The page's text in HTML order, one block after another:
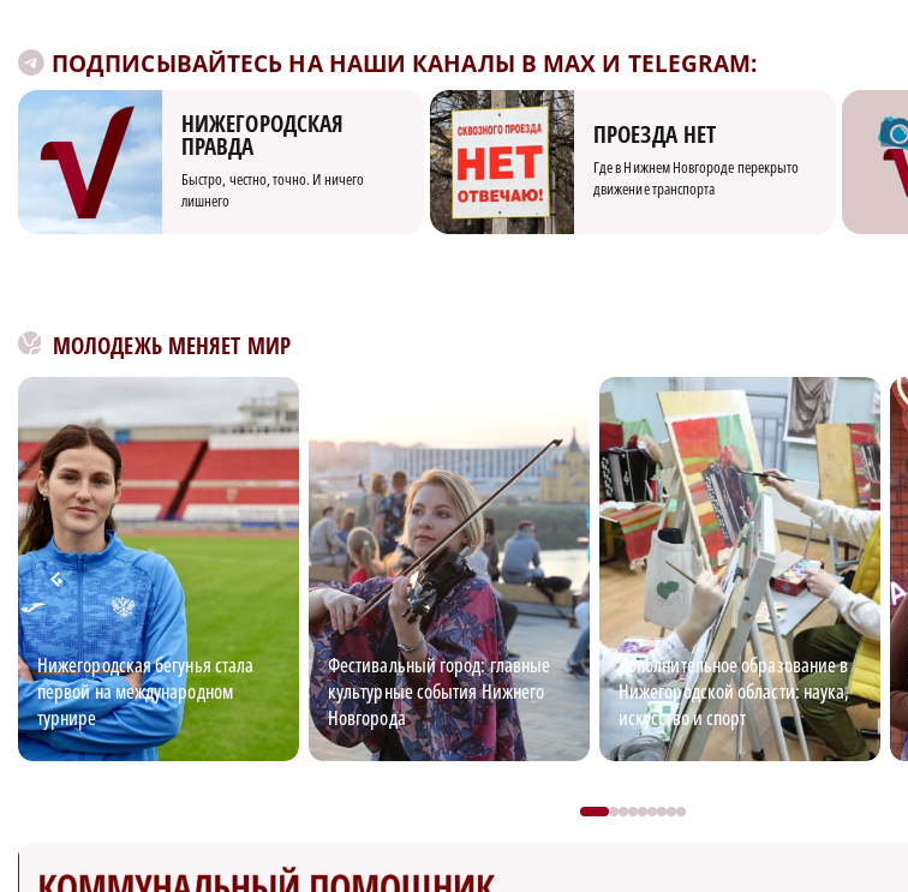
ПОДПИСЫВАЙТЕСЬ НА НАШИ КАНАЛЫ В MAX И TELEGRAM:
НИЖЕГОРОДСКАЯ
ПРАВДА
Быстро, честно, точно. И ничего
лишнего
ПРОЕЗДА НЕТ
Где в Нижнем Новгороде перекрыто
движение транспорта
МОЛОДЕЖЬ МЕНЯЕТ МИР
Нижегородская бегунья стала
первой на международном
турнире
Фестивальный город: главные
культурные события Нижнего
Новгорода
Дополнительное образование в
Нижегородской области: наука,
искусство и спорт